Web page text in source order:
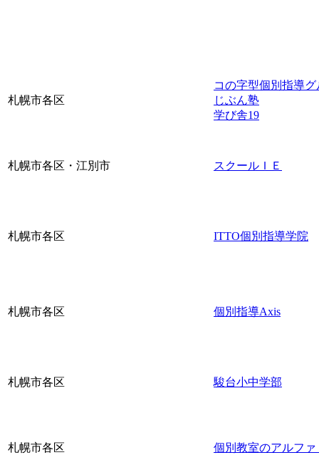
札幌市各区
コの字型個別指導
じぶん塾
学び舎19
札幌市各区・江別市 スクールＩＥ
札幌市各区 ITTO個別指導学院
札幌市各区 個別指導Axis
札幌市各区 駿台小中学部
札幌市各区 個別教室のアルフ